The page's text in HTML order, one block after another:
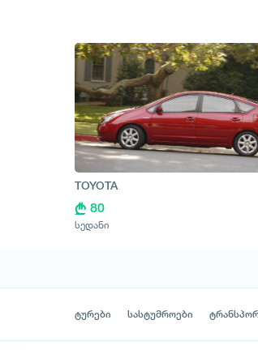
TOYOTA
80
სედანი
ტურები სასტუმროები